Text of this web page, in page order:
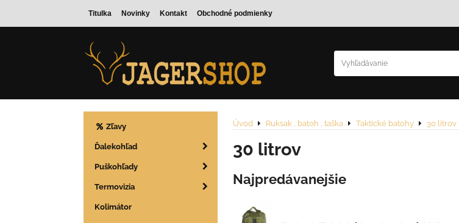
Titulka Novinky Kontakt Obchodné podmienky
Úvod Ruksak , batoh , taška Taktické batohy 30 litrov
30 litrov
Najpredávanejšie
Zľavy
Ďalekohľad
Puškohľady
Termovizia
Kolimátor